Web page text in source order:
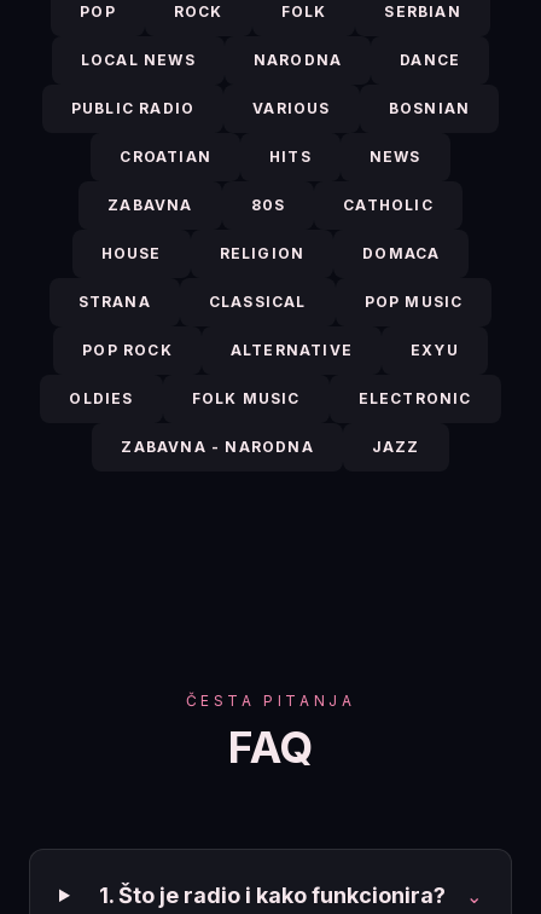
POP ROCK FOLK SERBIAN
LOCAL NEWS NARODNA DANCE
PUBLIC RADIO VARIOUS BOSNIAN
CROATIAN HITS NEWS
ZABAVNA 80S CATHOLIC
HOUSE RELIGION DOMACA
STRANA CLASSICAL POP MUSIC
POP ROCK ALTERNATIVE EXYU
OLDIES FOLK MUSIC ELECTRONIC
ZABAVNA - NARODNA JAZZ
ČESTA PITANJA
FAQ
1. Što je radio i kako funkcionira? ⌄